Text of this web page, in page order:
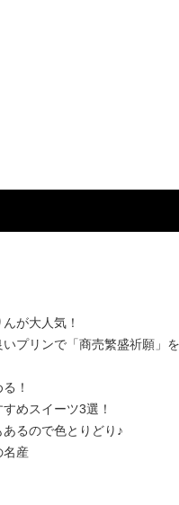
が大人気！
プリンで「商売繁盛祈願」を
！
めスイーツ3選！
るので色とりどり♪
名産